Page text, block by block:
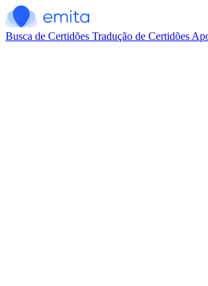
Busca de Certidões Tradução de Certidões